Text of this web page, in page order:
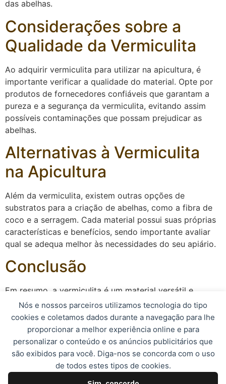
Nós e nossos parceiros utilizamos tecnologia do tipo
cookies e coletamos dados durante a navegação para lhe
proporcionar a melhor experiência online e para
personalizar o conteúdo e os anúncios publicitários que
são exibidos para você. Diga-nos se concorda com o uso
de todos estes tipos de cookies.
das abelhas.
Considerações sobre a
Qualidade da Vermiculita
Ao adquirir vermiculita para utilizar na apicultura, é
importante verificar a qualidade do material. Opte por
produtos de fornecedores confiáveis que garantam a
pureza e a segurança da vermiculita, evitando assim
possíveis contaminações que possam prejudicar as
abelhas.
Alternativas à Vermiculita
na Apicultura
Além da vermiculita, existem outras opções de
substratos para a criação de abelhas, como a fibra de
coco e a serragem. Cada material possui suas próprias
características e benefícios, sendo importante avaliar
qual se adequa melhor às necessidades do seu apiário.
Conclusão
Em resumo, a vermiculita é um material versátil e
eficiente para a utilização na apicultura,
proporcionando um ambiente adequado para o
desenvolvimento das colônias de abelhas. Ao seguir as
orientações de uso e manutenção, é possível obter
ótimos resultados na criação de abelhas utilizando a
vermiculita como substrato.